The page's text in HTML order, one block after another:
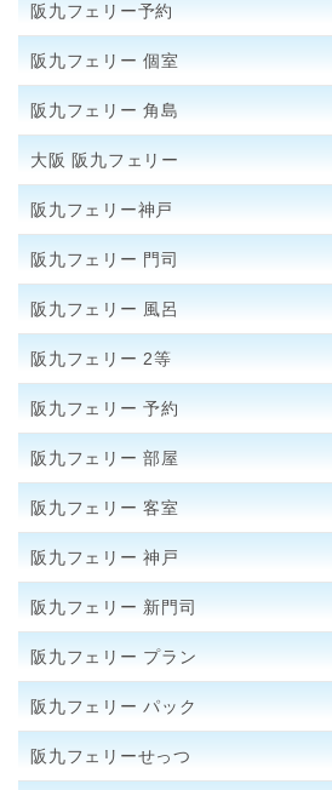
阪九フェリー予約
阪九フェリー 個室
阪九フェリー 角島
大阪 阪九フェリー
阪九フェリー神戸
阪九フェリー 門司
阪九フェリー 風呂
阪九フェリー 2等
阪九フェリー 予約
阪九フェリー 部屋
阪九フェリー 客室
阪九フェリー 神戸
阪九フェリー 新門司
阪九フェリー プラン
阪九フェリー パック
阪九フェリーせっつ